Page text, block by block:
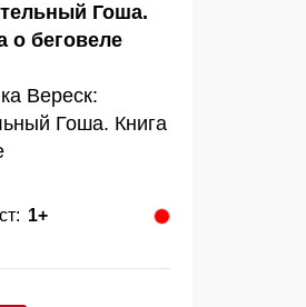
Гоша.
о беговеле
1+